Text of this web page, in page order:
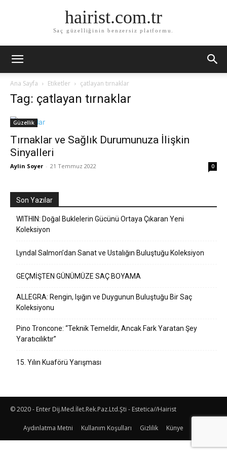
hairist.com.tr
Saç güzelliğinin benzersiz platformu.
Ana Sayfa Etiketler çatlayan tırnaklar
Tag: çatlayan tırnaklar
Güzellik
Tırnaklar ve Sağlık Durumunuza İlişkin
Sinyalleri
Aylin Soyer - 21 Temmuz 2022 0
Son Yazılar
WITHIN: Doğal Buklelerin Gücünü Ortaya Çıkaran Yeni
Koleksiyon
Lyndal Salmon’dan Sanat ve Ustalığın Buluştuğu Koleksiyon
GEÇMİŞTEN GÜNÜMÜZE SAÇ BOYAMA
ALLEGRA: Rengin, Işığın ve Duygunun Buluştuğu Bir Saç
Koleksiyonu
Pino Troncone: “Teknik Temeldir, Ancak Fark Yaratan Şey
Yaratıcılıktır”
15. Yılın Kuaförü Yarışması
© 2020 - Enter Dij.Med.İlet.Rek.Paz.Ltd.Şti - Estetica//Hairist
Aydınlatma Metni Kullanım Koşulları Gizlilik Künye